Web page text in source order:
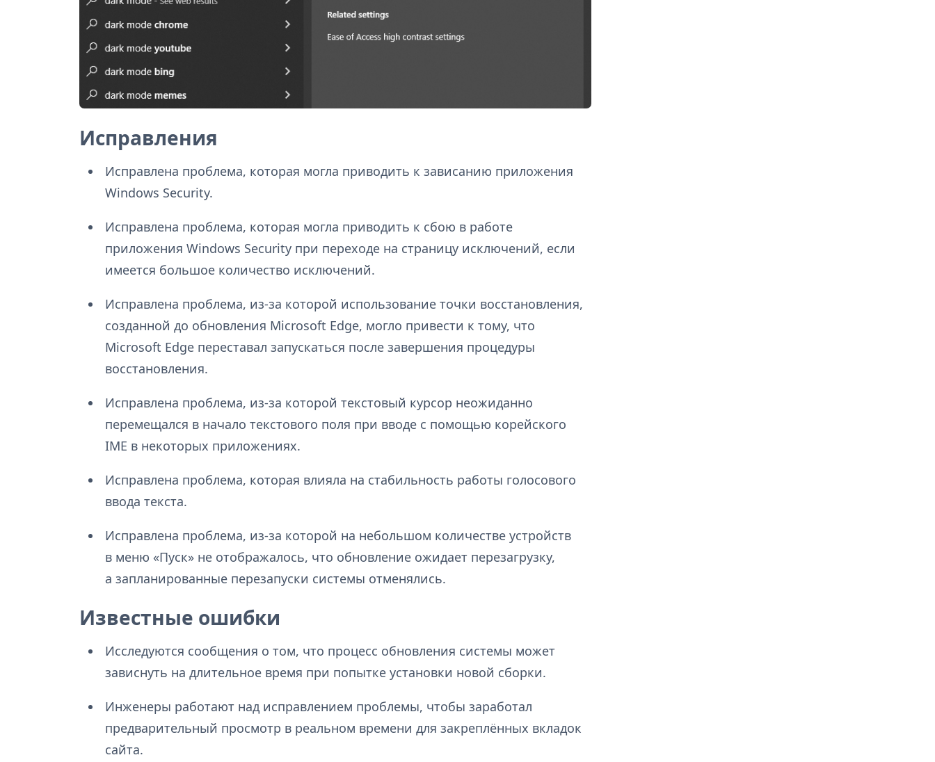
Исправления
Исправлена проблема, которая могла приводить к зависанию приложения
Windows Security.
Исправлена проблема, которая могла приводить к сбою в работе
приложения Windows Security при переходе на страницу исключений, если
имеется большое количество исключений.
Исправлена проблема, из-за которой использование точки восстановления,
созданной до обновления Microsoft Edge, могло привести к тому, что
Microsoft Edge переставал запускаться после завершения процедуры
восстановления.
Исправлена проблема, из-за которой текстовый курсор неожиданно
перемещался в начало текстового поля при вводе с помощью корейского
IME в некоторых приложениях.
Исправлена проблема, которая влияла на стабильность работы голосового
ввода текста.
Исправлена проблема, из-за которой на небольшом количестве устройств
в меню «Пуск» не отображалось, что обновление ожидает перезагрузку,
а запланированные перезапуски системы отменялись.
Известные ошибки
Исследуются сообщения о том, что процесс обновления системы может
зависнуть на длительное время при попытке установки новой сборки.
Инженеры работают над исправлением проблемы, чтобы заработал
предварительный просмотр в реальном времени для закреплённых вкладок
сайта.